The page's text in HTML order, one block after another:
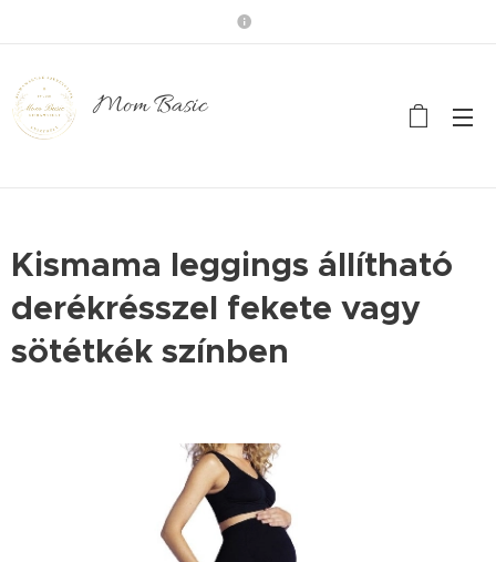
Mom Basic
Kismama leggings állítható
derékrésszel fekete vagy
sötétkék színben